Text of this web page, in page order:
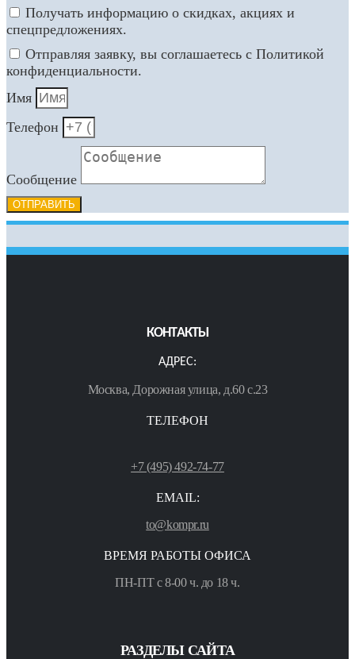
Получать информацию о скидках, акциях и
спецпредложениях.
Отправляя заявку, вы соглашаетесь с Политикой
конфиденциальности.
Имя
Телефон
Сообщение
ОТПРАВИТЬ
КОНТАКТЫ
АДРЕС:
Москва, Дорожная улица, д.60 с.23
ТЕЛЕФОН
+7 (495) 492-74-77
EMAIL:
to@kompr.ru
ВРЕМЯ РАБОТЫ ОФИСА
ПН-ПТ с 8-00 ч. до 18 ч.
РАЗДЕЛЫ САЙТА